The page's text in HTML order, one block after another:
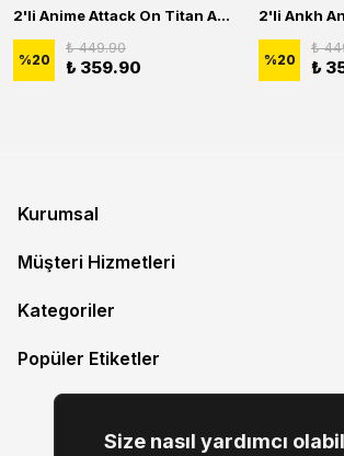
2'li Anime Attack On Titan Acrylic Maria Anime Naruto Erkek Kadın Kolye Seti
%20
₺ 449.90
₺ 359.90 %20
₺
₺
Kurumsal
Müşteri Hizmetleri
Kategoriler
Popüler Etiketler
Size nasıl yardımcı